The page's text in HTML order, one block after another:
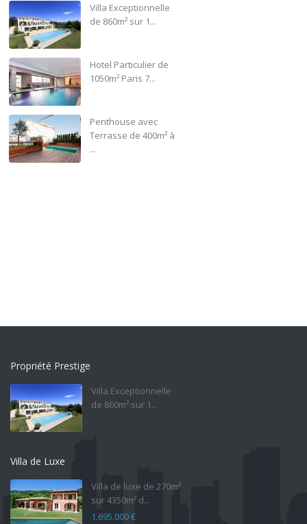
Villa Exceptionnelle
de 860m² sur 1...
Hotel Particulier de
1050m² Paris 7...
Penthouse avec
Terrasse de 400m² à
...
Propriété Prestige
Villa Exceptionnelle
de 860m² sur 1...
Villa de Luxe
Villa de luxe de 270m²
sur 4350m² d...
1.695.000 €